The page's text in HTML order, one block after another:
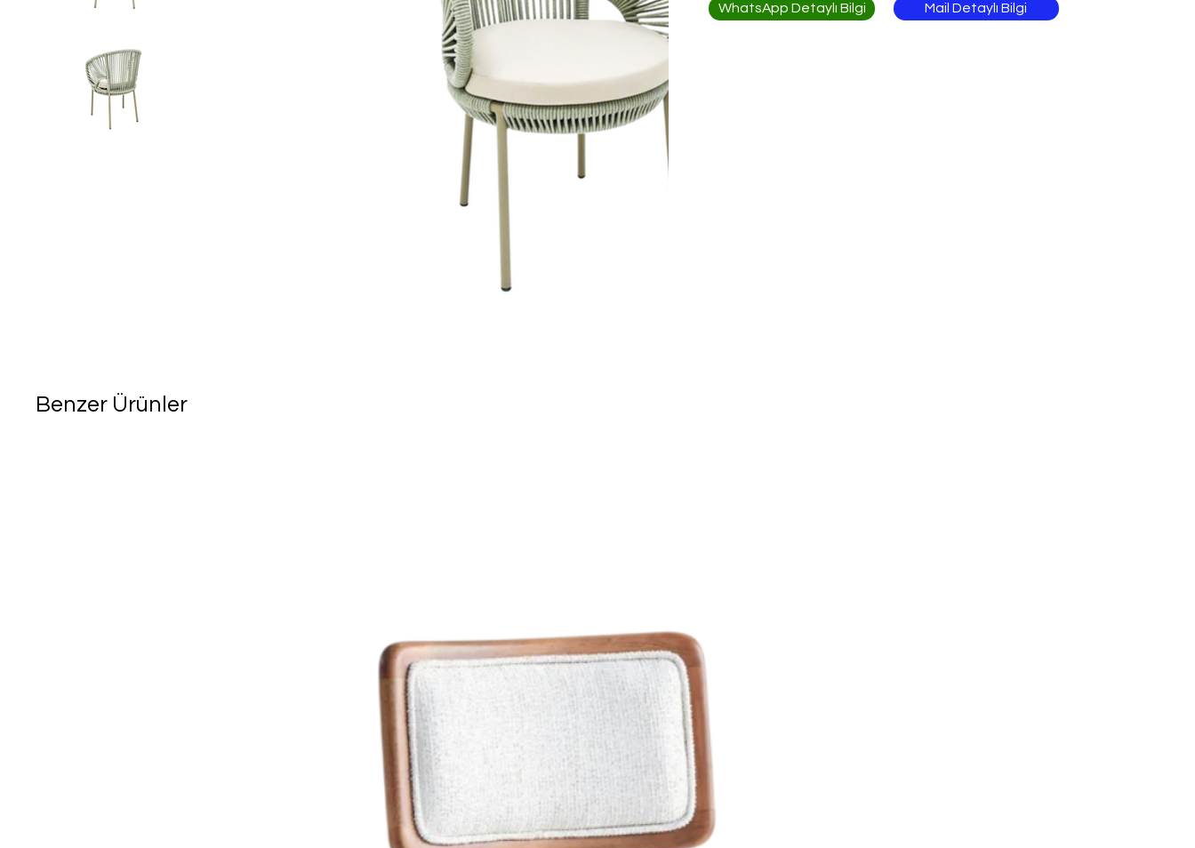
WhatsApp Detaylı Bilgi Mail Detaylı Bilgi
Benzer Ürünler